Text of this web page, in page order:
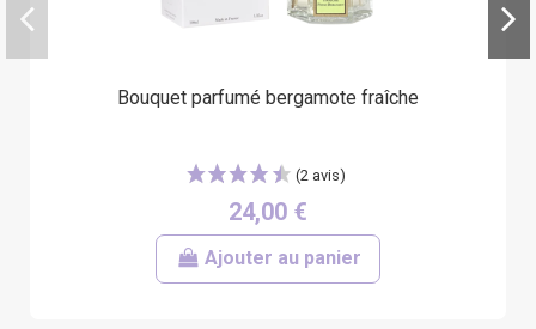
Bouquet parfumé bergamote fraîche
24,00 €
Ajouter au panier